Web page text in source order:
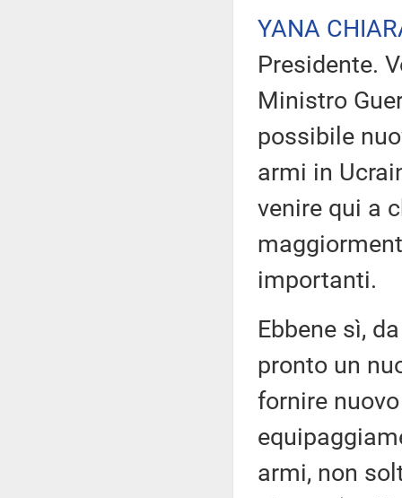
YANA
Presidente.
Ministro
possibile
armi in
venire qui a
importanti.
Ebbene sì,
pronto un
fornire
armi, non